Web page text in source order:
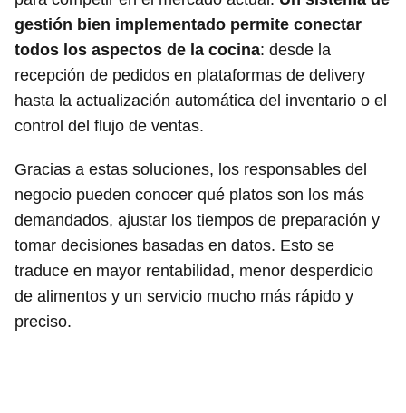
gestión bien implementado permite conectar
todos los aspectos de la cocina: desde la
recepción de pedidos en plataformas de delivery
hasta la actualización automática del inventario o el
control del flujo de ventas.
Gracias a estas soluciones, los responsables del
negocio pueden conocer qué platos son los más
demandados, ajustar los tiempos de preparación y
tomar decisiones basadas en datos. Esto se
traduce en mayor rentabilidad, menor desperdicio
de alimentos y un servicio mucho más rápido y
preciso.